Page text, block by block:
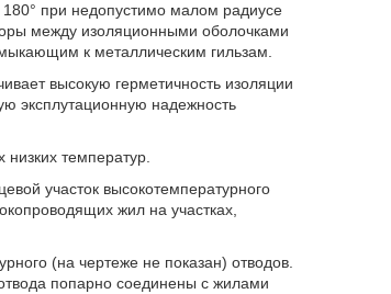
при недопустимо малом радиусе
между изоляционными оболочками
к металлическим гильзам.
высокую герметичность изоляции
эксплутационную надежность
температур.
участок высокотемпературного
жил на участках,
(на чертеже не показан) отводов.
попарно соединены с жилами